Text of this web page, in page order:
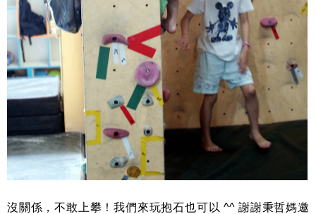
沒關係，不敢上攀！我們來玩抱石也可以 ^^ 謝謝秉哲媽邀